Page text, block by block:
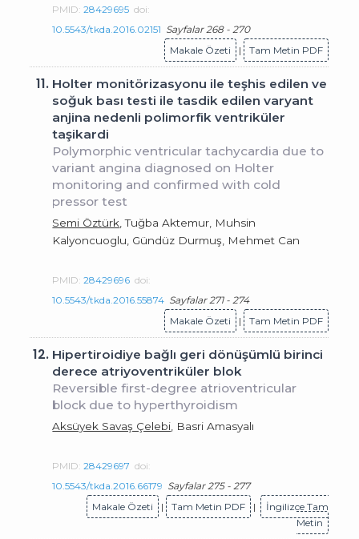
PMID:28429695 doi:
10.5543/tkda.2016.02151 Sayfalar 268 - 270
Makale Özeti
| Tam Metin PDF
11. Holter monitörizasyonu ile teşhis edilen ve
soğuk bası testi ile tasdik edilen varyant
anjina nedenli polimorfik ventriküler
taşikardi
Polymorphic ventricular tachycardia due to
variant angina diagnosed on Holter
monitoring and confirmed with cold
pressor test
Semi Öztürk , Tuğba Aktemur, Muhsin
Kalyoncuoglu, Gündüz Durmuş, Mehmet Can
PMID:28429696 doi:
10.5543/tkda.2016.55874 Sayfalar 271 - 274
Makale Özeti
| Tam Metin PDF
12. Hipertiroidiye bağlı geri dönüşümlü birinci
derece atriyoventriküler blok
Reversible first-degree atrioventricular
block due to hyperthyroidism
Aksüyek Savaş Çelebi , Basri Amasyalı
PMID:28429697 doi:
10.5543/tkda.2016.66179 Sayfalar 275 - 277
Makale Özeti
| Tam Metin PDF |
İngilizce Tam
Metin